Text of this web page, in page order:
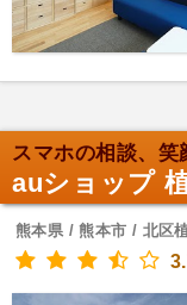
スマホの相談、笑
auショップ
熊本県 / 熊本市 / 北区